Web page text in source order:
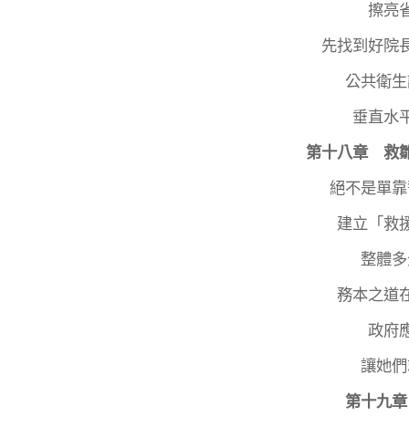
擦亮
先找到好院
公共衛
垂直水
第十八章 救
絕不是單
建立「救
整體
務本之道
政府
讓她
第十九